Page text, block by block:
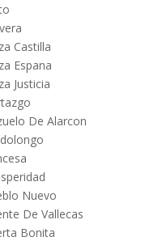
Castilla
Espana
Justicia
De Alarcon
Nuevo
De Vallecas
Bonita